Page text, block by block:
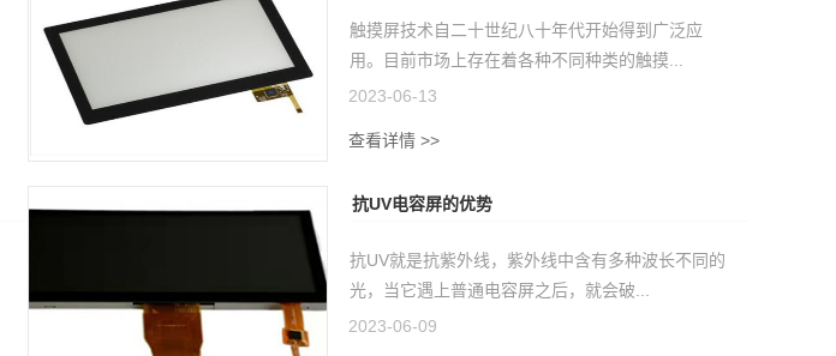
触摸屏技术自二十世纪八十年代开始得到广泛应
用。目前市场上存在着各种不同种类的触摸...
2023-06-13
查看详情 >>
抗UV电容屏的优势
抗UV就是抗紫外线，紫外线中含有多种波长不同的
光，当它遇上普通电容屏之后，就会破...
2023-06-09